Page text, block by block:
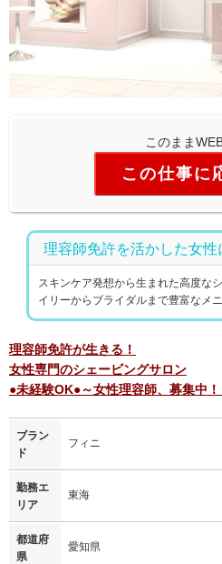
このまま
この仕事に
理容師免許を活かした女
スキンケア発想から生まれた高度な
イリーからブライダルまで豊富なメニ
理容師免許が生きる！
女性専門のシェービングサロン
●未経験OK●～女性理容師、募集中！
ブラン
ド
フィニ
勤務エ
リア
東海
都道府
県
愛知県